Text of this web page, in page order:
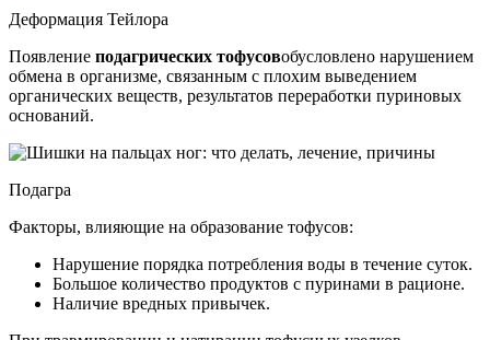
Деформация Тейлора
Появление подагрических тофусовобусловлено нарушением
обмена в организме, связанным с плохим выведением
органических веществ, результатов переработки пуриновых
оснований.
Подагра
Факторы, влияющие на образование тофусов:
Нарушение порядка потребления воды в течение суток.
Большое количество продуктов с пуринами в рационе.
Наличие вредных привычек.